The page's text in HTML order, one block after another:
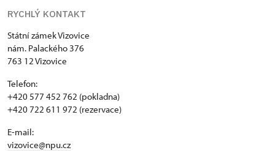
RYCHLÝ KONTAKT
Státní zámek Vizovice
nám. Palackého 376
763 12 Vizovice
Telefon:
+420 577 452 762 (pokladna)
+420 722 611 972 (rezervace)
E-mail:
vizovice@npu.cz